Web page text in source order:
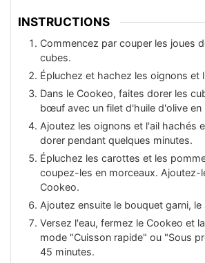
INSTRUCTIONS
Commencez par couper les joues
cubes.
Épluchez et hachez les oignons et
Dans le Cookeo, faites dorer les
bœuf avec un filet d'huile d'olive en
Ajoutez les oignons et l'ail hachés
dorer pendant quelques minutes.
Épluchez les carottes et les
coupez-les en morceaux. Ajoutez-
Cookeo.
Ajoutez ensuite le bouquet garni, le
Versez l'eau, fermez le Cookeo et
mode "Cuisson rapide" ou "Sous
45 minutes.